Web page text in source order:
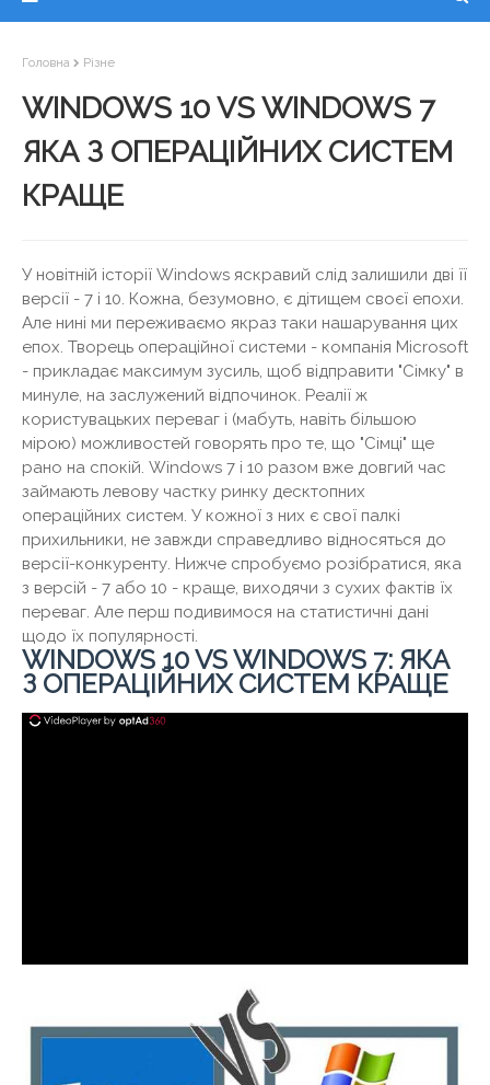
Головна Різне
WINDOWS 10 VS WINDOWS 7
ЯКА З ОПЕРАЦІЙНИХ СИСТЕМ
КРАЩЕ
У новітній історії Windows яскравий слід залишили дві її
версії - 7 і 10. Кожна, безумовно, є дітищем своєї епохи.
Але нині ми переживаємо якраз таки нашарування цих
епох. Творець операційної системи - компанія Microsoft
- прикладає максимум зусиль, щоб відправити "Сімку" в
минуле, на заслужений відпочинок. Реалії ж
користувацьких переваг і (мабуть, навіть більшою
мірою) можливостей говорять про те, що "Сімці" ще
рано на спокій. Windows 7 і 10 разом вже довгий час
займають левову частку ринку десктопних
операційних систем. У кожної з них є свої палкі
прихильники, не завжди справедливо відносяться до
версії-конкуренту. Нижче спробуємо розібратися, яка
з версій - 7 або 10 - краще, виходячи з сухих фактів їх
переваг. Але перш подивимося на статистичні дані
щодо їх популярності.
WINDOWS 10 VS WINDOWS 7: ЯКА
З ОПЕРАЦІЙНИХ СИСТЕМ КРАЩЕ